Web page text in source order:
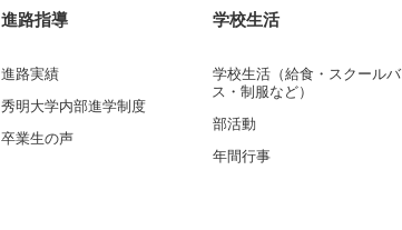
進路指導
進路実績
秀明大学内部進学制度
卒業生の声
学校生活
学校生活（給食・スクールバ
ス・制服など）
部活動
年間行事